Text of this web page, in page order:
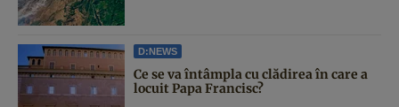
D:NEWS
Ce se va întâmpla cu clădirea în care a
locuit Papa Francisc?